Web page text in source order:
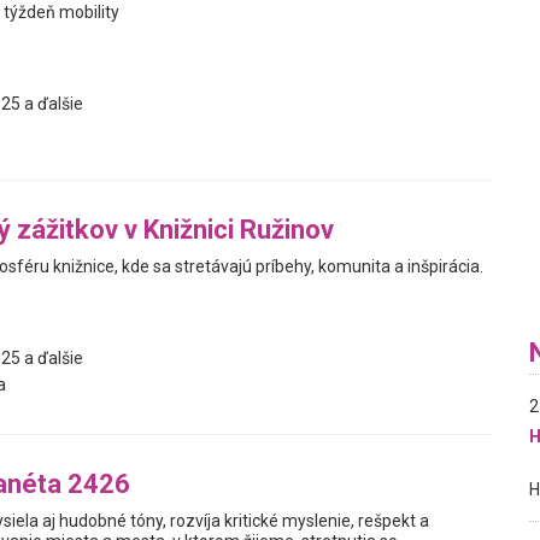
mobility
a ďalšie
zážitkov v Knižnici Ružinov
knižnice, kde sa stretávajú príbehy, komunita a inšpirácia.
a ďalšie
2426
aj hudobné tóny, rozvíja kritické myslenie, rešpekt a